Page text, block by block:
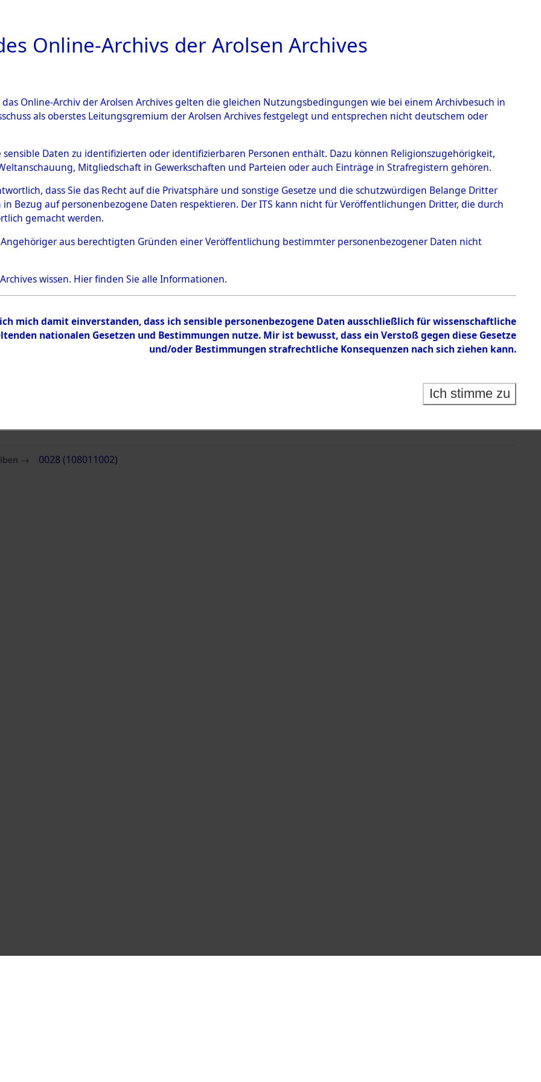
ARCHIVALE ÜBERSICHT BILD
0028 (108011002)
Person MORELL MOREL, JEAN
Bestand
→ 0028 (108011002)
Online-Archivs der Arolsen Archives
Online-Archiv der Arolsen Archives gelten die gleichen Nutzungsbedingungen wie bei einem Archivbesuch in
als oberstes Leitungsgremium der Arolsen Archives festgelegt und entsprechen nicht deutschem oder
sensible Daten zu identifizierten oder identifizierbaren Personen enthält. Dazu können Religionszugehörigkeit,
Mitgliedschaft in Gewerkschaften und Parteien oder auch Einträge in Strafregistern gehören.
dass Sie das Recht auf die Privatsphäre und sonstige Gesetze und die schutzwürdigen Belange Dritter
Bezug auf personenbezogene Daten respektieren. Der ITS kann nicht für Veröffentlichungen Dritter, die durch
gemacht werden.
Angehöriger aus berechtigten Gründen einer Veröffentlichung bestimmter personenbezogener Daten nicht
wissen. Hierfinden Sie alle Informationen.
mich damit einverstanden, dass ich sensible personenbezogene Daten ausschließlich für wissenschaftliche
nationalen Gesetzen und Bestimmungen nutze. Mir ist bewusst, dass ein Verstoß gegen diese Gesetze
und/oder Bestimmungen strafrechtliche Konsequenzen nach sich ziehen kann.
Ich stimme zu